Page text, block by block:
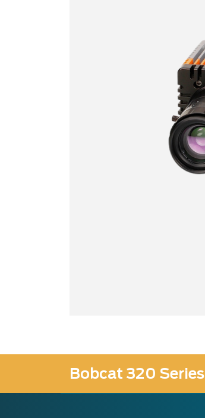
Bobcat 320 Series